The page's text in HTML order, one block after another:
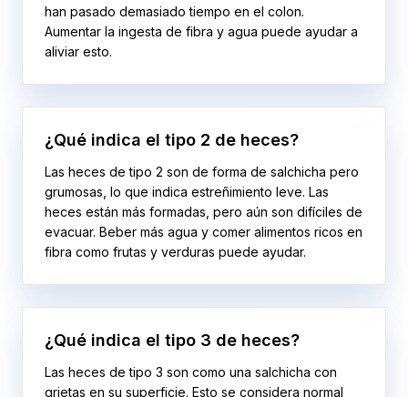
han pasado demasiado tiempo en el colon.
Aumentar la ingesta de fibra y agua puede ayudar a
aliviar esto.
¿Qué indica el tipo 2 de heces?
Las heces de tipo 2 son de forma de salchicha pero
grumosas, lo que indica estreñimiento leve. Las
heces están más formadas, pero aún son difíciles de
evacuar. Beber más agua y comer alimentos ricos en
fibra como frutas y verduras puede ayudar.
¿Qué indica el tipo 3 de heces?
Las heces de tipo 3 son como una salchicha con
grietas en su superficie. Esto se considera normal